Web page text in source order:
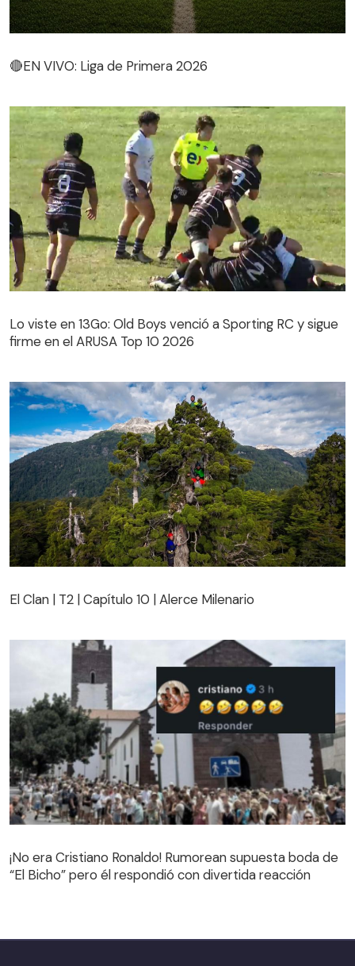
🔴EN VIVO: Liga de Primera 2026
Lo viste en 13Go: Old Boys venció a Sporting RC y sigue
firme en el ARUSA Top 10 2026
El Clan | T2 | Capítulo 10 | Alerce Milenario
¡No era Cristiano Ronaldo! Rumorean supuesta boda de
“El Bicho” pero él respondió con divertida reacción